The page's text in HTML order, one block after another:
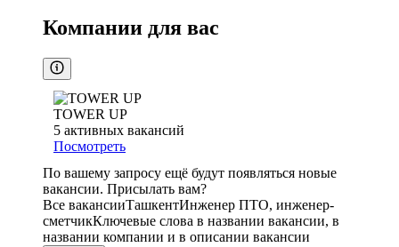
Компании для вас
TOWER UP
5 активных вакансий
Посмотреть
По вашему запросу ещё будут появляться новые
вакансии. Присылать вам?
Все вакансииТашкентИнженер ПТО, инженер-
сметчикКлючевые слова в названии вакансии, в
названии компании и в описании вакансии